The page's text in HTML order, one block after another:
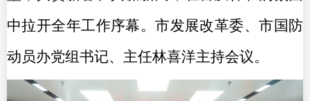
中拉开全年工作序幕。市发展改革委、市国防
动员办党组书记、主任林喜洋主持会议。